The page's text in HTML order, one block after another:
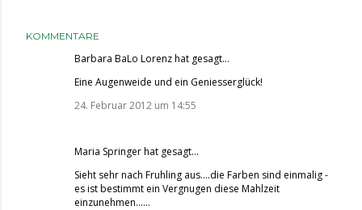
KOMMENTARE
Barbara BaLo Lorenzhat gesagt…
Eine Augenweide und ein Geniesserglück!
24. Februar 2012 um 14:55
Maria Springerhat gesagt…
Sieht sehr nach Fruhling aus....die Farben sind einmalig -
es ist bestimmt ein Vergnugen diese Mahlzeit
einzunehmen......